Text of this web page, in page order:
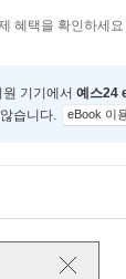
혜택을 확인하세요
기기에서 예스24
습니다. eBook 이